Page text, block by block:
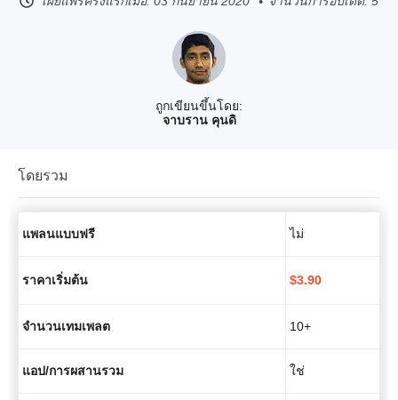
ถูกเขียนขึ้นโดย:
จาบราน คุนดิ
โดยรวม
แพลนแบบฟรี ไม่
ราคาเริ่มต้น $3.90
จำนวนเทมเพลต 10+
แอป/การผสานรวม ใช่